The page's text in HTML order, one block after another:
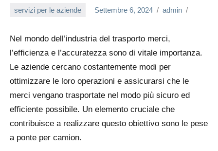
servizi per le aziende Settembre 6, 2024 admin
Nel mondo dell’industria del trasporto merci,
l’efficienza e l’accuratezza sono di vitale importanza.
Le aziende cercano costantemente modi per
ottimizzare le loro operazioni e assicurarsi che le
merci vengano trasportate nel modo più sicuro ed
efficiente possibile. Un elemento cruciale che
contribuisce a realizzare questo obiettivo sono le pese
a ponte per camion.